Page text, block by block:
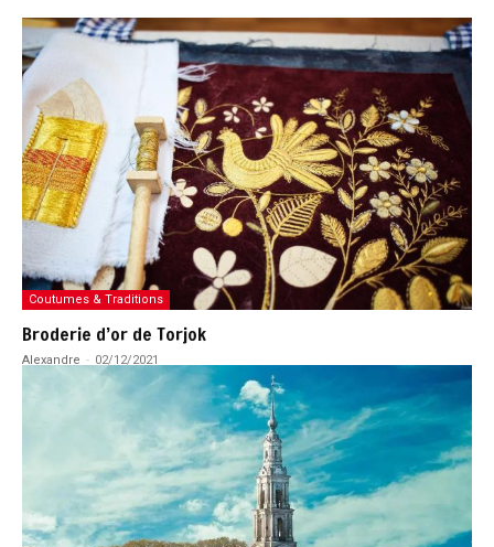
Coutumes & Traditions
Broderie d’or de Torjok
Alexandre - 02/12/2021